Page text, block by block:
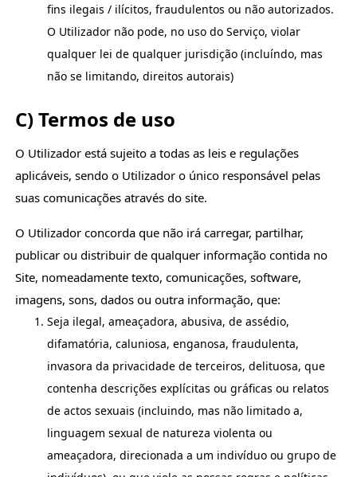
fins ilegais / ilícitos, fraudulentos ou não autorizados.
O Utilizador não pode, no uso do Serviço, violar
qualquer lei de qualquer jurisdição (incluíndo, mas
não se limitando, direitos autorais)
C) Termos de uso
O Utilizador está sujeito a todas as leis e regulações
aplicáveis, sendo o Utilizador o único responsável pelas
suas comunicações através do site.
O Utilizador concorda que não irá carregar, partilhar,
publicar ou distribuir de qualquer informação contida no
Site, nomeadamente texto, comunicações, software,
imagens, sons, dados ou outra informação, que:
Seja ilegal, ameaçadora, abusiva, de assédio,
difamatória, caluniosa, enganosa, fraudulenta,
invasora da privacidade de terceiros, delituosa, que
contenha descrições explícitas ou gráficas ou relatos
de actos sexuais (incluindo, mas não limitado a,
linguagem sexual de natureza violenta ou
ameaçadora, direcionada a um indivíduo ou grupo de